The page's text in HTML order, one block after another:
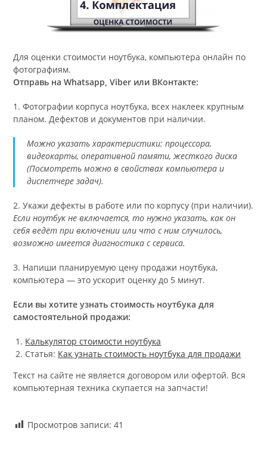
Для оценки стоимости ноутбука, компьютера онлайн по
фотографиям.
Отправь на Whatsapp, Viber или ВКонтакте:
1. Фотографии корпуса ноутбука, всех наклеек крупным
планом. Дефектов и документов при наличии.
Можно указать характеристики: процессора,
видеокарты, оперативной памяти, жесткого диска
(Посмотреть можно в свойствах компьютера и
диспетчере задач).
2. Укажи дефекты в работе или по корпусу (при наличии).
Если ноутбук не включается, то нужно указать, как он
себя ведёт при включении или что с ним случилось,
возможно имеется диагностика с сервиса.
3. Напиши планируемую цену продажи ноутбука,
компьютера — это ускорит оценку до 5 минут.
Если вы хотите узнать стоимость ноутбука для
самостоятельной продажи:
Калькулятор стоимости ноутбука
Статья: Как узнать стоимость ноутбука для продажи
Текст на сайте не является договором или офертой. Вся
компьютерная техника скупается на запчасти!
Просмотров записи: 41